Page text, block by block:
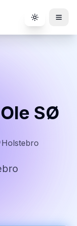
Toggle
SØ
Holstebro